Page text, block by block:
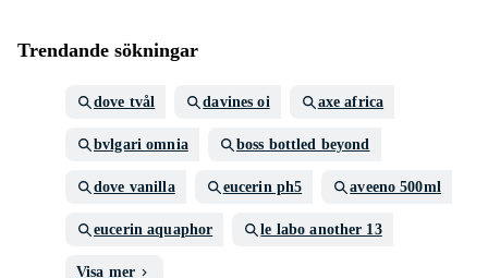
Trendande sökningar
dove tvål davines oi axe africa
bvlgari omnia boss bottled beyond
dove vanilla eucerin ph5 aveeno 500ml
eucerin aquaphor le labo another 13
Visa mer